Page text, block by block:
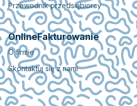
Przewodnik przedsiębiorcy
OnlineFakturowanie
O firmie
Skontaktuj się z nami